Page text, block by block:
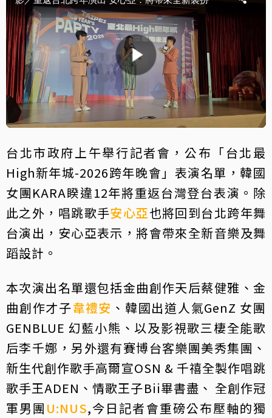
台北市政府上午舉行記者會，公布「台北最
High新年城-2026跨年晚會」表演名單，韓國
女團KARA睽違12年將重返台灣登台表演。除
此之外，唱跳歌手安心亞也將回到台北跨年舞
台演出，安心亞表示，將會帶來全新音樂及舞
蹈設計。
本次演出名單還包括金曲創作天后蔡健雅、金
曲創作才子韋禮安 、韓國出道人氣GenZ 女團
GENBLUE 幻藍小熊、以及影視歌三棲全能歌
后李千娜，另外還有賽博台客樂團美秀集團、
新生代創作歌手高爾宣OSN & 千禧全製作唱跳
歌手王ADEN、情歌王子Bii畢書盡、 全創作冠
軍男團 U:NUS,今日記者會重磅公布壓軸的獨